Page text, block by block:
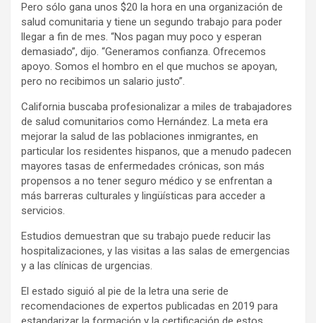
Pero sólo gana unos $20 la hora en una organización de
salud comunitaria y tiene un segundo trabajo para poder
llegar a fin de mes. “Nos pagan muy poco y esperan
demasiado”, dijo. “Generamos confianza. Ofrecemos
apoyo. Somos el hombro en el que muchos se apoyan,
pero no recibimos un salario justo”.
California buscaba profesionalizar a miles de trabajadores
de salud comunitarios como Hernández. La meta era
mejorar la salud de las poblaciones inmigrantes, en
particular los residentes hispanos, que a menudo padecen
mayores tasas de enfermedades crónicas, son más
propensos a no tener seguro médico y se enfrentan a
más barreras culturales y lingüísticas para acceder a
servicios.
Estudios demuestran que su trabajo puede reducir las
hospitalizaciones, y las visitas a las salas de emergencias
y a las clínicas de urgencias.
El estado siguió al pie de la letra una serie de
recomendaciones de expertos publicadas en 2019 para